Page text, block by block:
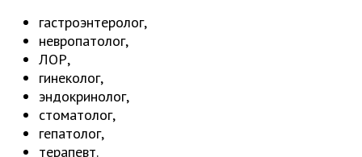
гастроэнтеролог,
невропатолог,
ЛОР,
гинеколог,
эндокринолог,
стоматолог,
гепатолог,
терапевт.